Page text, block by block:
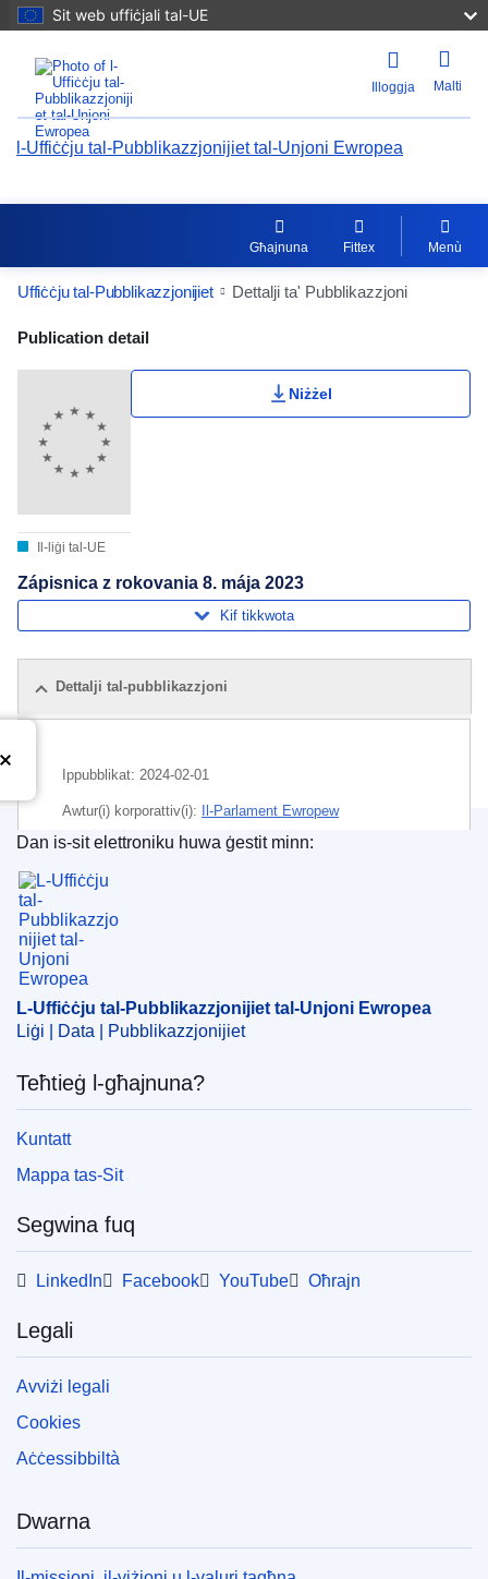
Sit web uffiċjali tal-UE
Illoggja Malti
l-Uffiċċju tal-Pubblikazzjonijiet tal-Unjoni Ewropea
Għajnuna Fittex Menù
Uffiċċju tal-Pubblikazzjonijiet Dettalji ta' Pubblikazzjoni
Publication Detail Actions Portlet
Publication detail
Il-liġi tal-UE
Niżżel
Zápisnica z rokovania 8. mája 2023
Kif tikkwota
Dettalji tal-pubblikazzjoni
Ippubblikat: 2024-02-01
Awtur(i) korporattiv(i): Il-Parlament Ewropew
CELEX : C/2024/01161
ELI :C/2024/1161/oj
OJ : C_202401161
IMMC : P9_PV(2023)05-08
L-Uffiċċju tal-Pubblikazzjonijiet tal-Unjoni
Dan is-sit elettroniku huwa ġestit minn:
L-Uffiċċju tal-Pubblikazzjonijiet tal-Unjoni Ewropea
Liġi | Data | Pubblikazzjonijiet
Teħtieġ l-għajnuna?
Kuntatt
Mappa tas-Sit
Segwina fuq
LinkedIn Facebook YouTube Oħrajn
Legali
Avviżi legali
Cookies
Aċċessibbiltà
Dwarna